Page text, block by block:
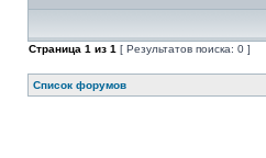
Страница 1 из 1 [ Результатов поиска: 0 ]
Список форумов